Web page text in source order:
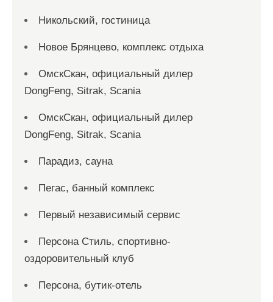
Никольский, гостиница
Новое Брянцево, комплекс отдыха
ОмскСкан, официальный дилер
DongFeng, Sitrak, Scania
ОмскСкан, официальный дилер
DongFeng, Sitrak, Scania
Парадиз, сауна
Пегас, банный комплекс
Первый независимый сервис
Персона Стиль, спортивно-
оздоровительный клуб
Персона, бутик-отель